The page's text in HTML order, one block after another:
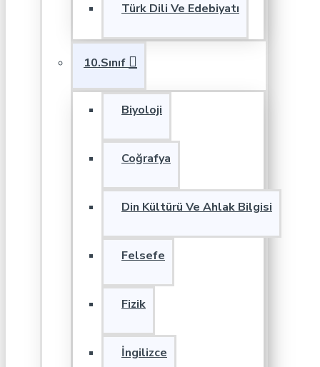
Türk Dili Ve Edebiyatı
10.Sınıf
Biyoloji
Coğrafya
Din Kültürü Ve Ahlak Bilgisi
Felsefe
Fizik
İngilizce